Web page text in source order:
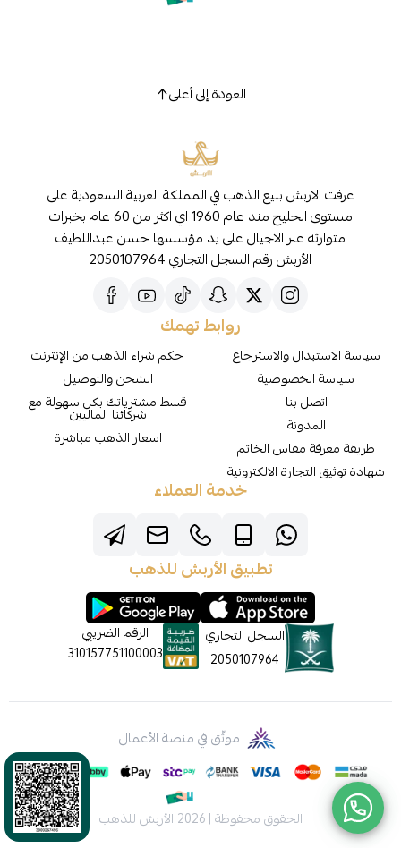
العودة إلى أعلى
عرفت الاربش ببيع الذهب في المملكة العربية السعودية على
مستوى الخليج منذ عام 1960 اي اكثر من 60 عام بخبرات
متوارثه عبر الاجيال على يد مؤسسها حسن عبداللطيف
الأربش رقم السجل التجاري 2050107964
روابط تهمك
سياسة الاستبدال والاسترجاع
سياسة الخصوصية
اتصل بنا
المدونة
طريقة معرفة مقاس الخاتم
شهادة توثيق التجارة الالكترونية
حكم شراء الذهب من الإنترنت
الشحن والتوصيل
قسط مشترياتك بكل سهولة مع
شركائنا الماليين
اسعار الذهب مباشرة
خدمة العملاء
تطبيق الأربش للذهب
السجل التجاري
2050107964
الرقم الضريبي
310157751100003
موثّق في منصة الأعمال
الحقوق محفوظة | 2026 الأربش للذهب